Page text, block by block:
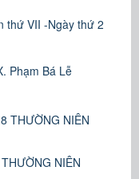
thứ VII -Ngày thứ 2
Phạm Bá Lễ
THƯỜNG NIÊN
NIÊN